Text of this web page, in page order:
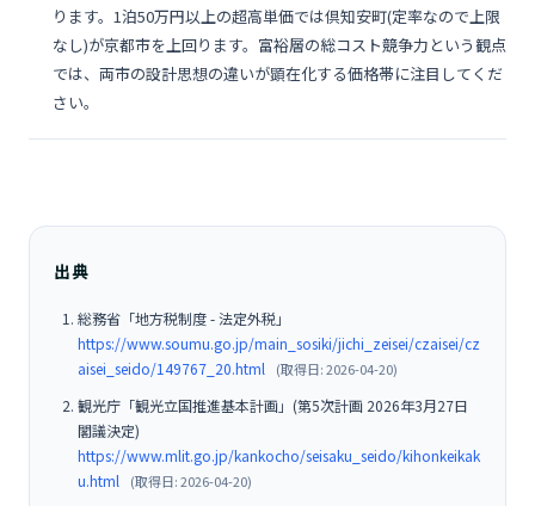
ります。1泊50万円以上の超高単価では倶知安町(定率なので上限
なし)が京都市を上回ります。富裕層の総コスト競争力という観点
では、両市の設計思想の違いが顕在化する価格帯に注目してくだ
さい。
出典
総務省「地方税制度 - 法定外税」
https://www.soumu.go.jp/main_sosiki/jichi_zeisei/czaisei/cz
aisei_seido/149767_20.html
(取得日: 2026-04-20)
観光庁「観光立国推進基本計画」(第5次計画 2026年3月27日
閣議決定)
https://www.mlit.go.jp/kankocho/seisaku_seido/kihonkeikak
u.html
(取得日: 2026-04-20)